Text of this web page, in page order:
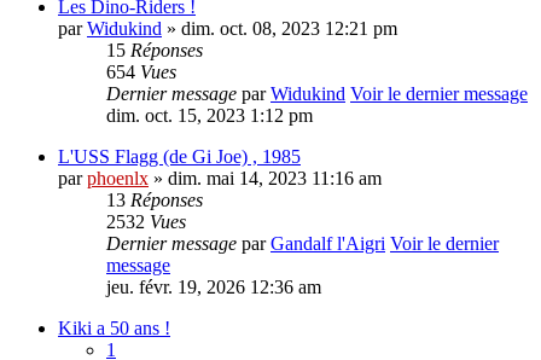
Les Dino-Riders !
parWidukind » dim. oct. 08, 2023 12:21 pm
15 Réponses
654 Vues
Dernier message parWidukind Voir le dernier message
dim. oct. 15, 2023 1:12 pm
L'USS Flagg (de Gi Joe) , 1985
parphoenlx » dim. mai 14, 2023 11:16 am
13 Réponses
2532 Vues
Dernier message parGandalf l'Aigri Voir le dernier
message
jeu. févr. 19, 2026 12:36 am
Kiki a 50 ans !
1